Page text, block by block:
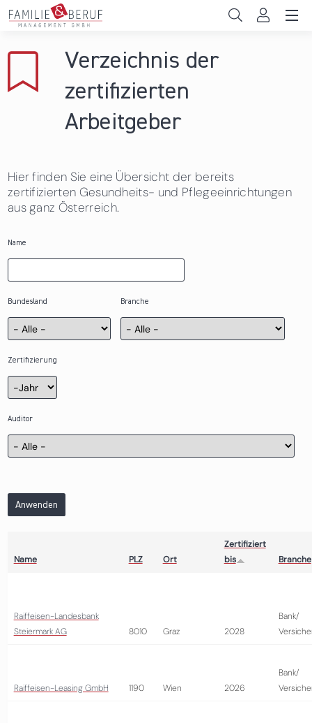
Direkt zum Inhalt
Gemeinden
Das sind wir
News & Events
Verzeichnis der
zertifizierten
Arbeitgeber
Hier finden Sie eine Übersicht der bereits
zertifizierten Gesundheits- und Pflegeeinrichtungen
aus ganz Österreich.
Name
Bundesland Branche
Zertifizierung
Zertifizierung
Jahr
Auditor
Anwenden
Name PLZ Ort
Zertifiziert
bis
Branche
Raiffeisen-Landesbank
Steiermark AG
8010 Graz 2028
Bank/
Raiffeisen-Leasing GmbH 1190 Wien 2026
Bank/